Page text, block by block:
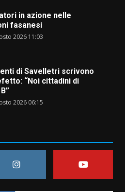
in azione nelle
fasanesi
2026 11:03
di Savelletri scrivono
“Noi cittadini di
2026 06:15
Spada: appuntamento a
8 agosto
2026 06:10